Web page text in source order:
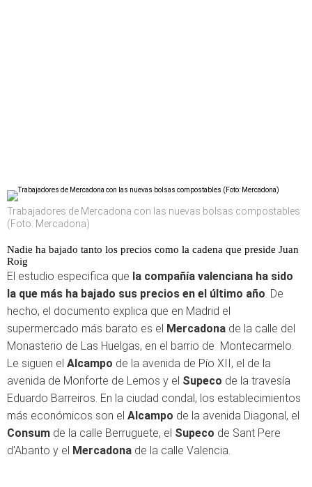
Trabajadores de Mercadona con las nuevas bolsas compostables
(Foto: Mercadona)
Nadie ha bajado tanto los precios como la cadena que preside Juan
Roig
El estudio especifica que la compañía valenciana ha sido
la que más ha bajado sus precios en el último año. De
hecho, el documento explica que en Madrid el
supermercado más barato es el Mercadona de la calle del
Monasterio de Las Huelgas, en el barrio de Montecarmelo.
Le siguen el Alcampo de la avenida de Pío XII, el de la
avenida de Monforte de Lemos y el Supeco de la travesía
Eduardo Barreiros. En la ciudad condal, los establecimientos
más económicos son el Alcampo de la avenida Diagonal, el
Consum de la calle Berruguete, el Supeco de Sant Pere
d'Abanto y el Mercadona de la calle Valencia.